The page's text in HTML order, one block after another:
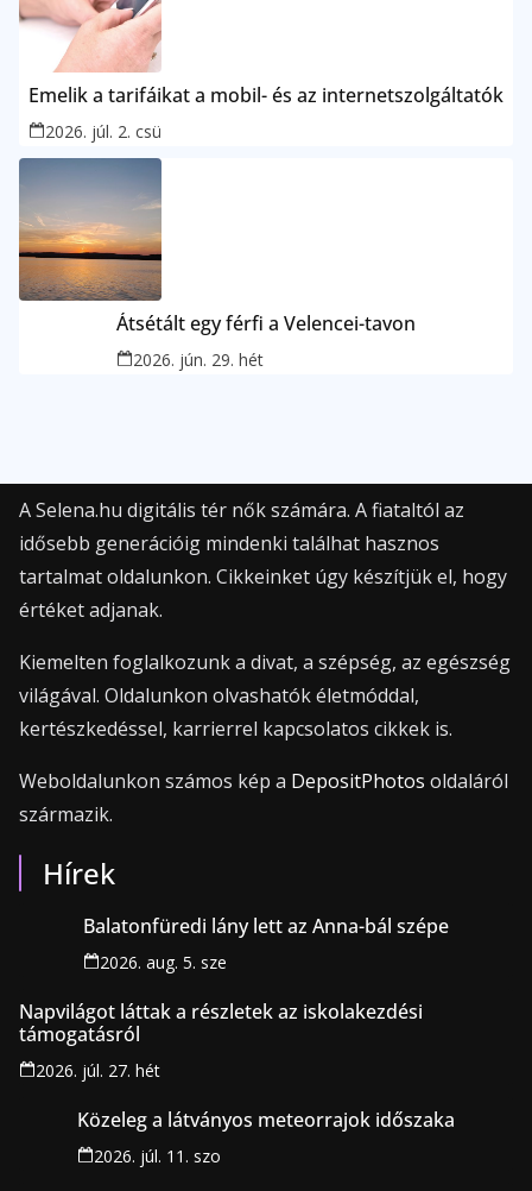
Emelik a tarifáikat a mobil- és az internetszolgáltatók
2026. júl. 2. csü
Átsétált egy férfi a Velencei-tavon
2026. jún. 29. hét
A Selena.hu digitális tér nők számára. A fiataltól az
idősebb generációig mindenki találhat hasznos
tartalmat oldalunkon. Cikkeinket úgy készítjük el, hogy
értéket adjanak.
Kiemelten foglalkozunk a divat, a szépség, az egészség
világával. Oldalunkon olvashatók életmóddal,
kertészkedéssel, karrierrel kapcsolatos cikkek is.
Weboldalunkon számos kép a DepositPhotos oldaláról
származik.
Hírek
Balatonfüredi lány lett az Anna-bál szépe
2026. aug. 5. sze
Napvilágot láttak a részletek az iskolakezdési
támogatásról
2026. júl. 27. hét
Közeleg a látványos meteorrajok időszaka
2026. júl. 11. szo